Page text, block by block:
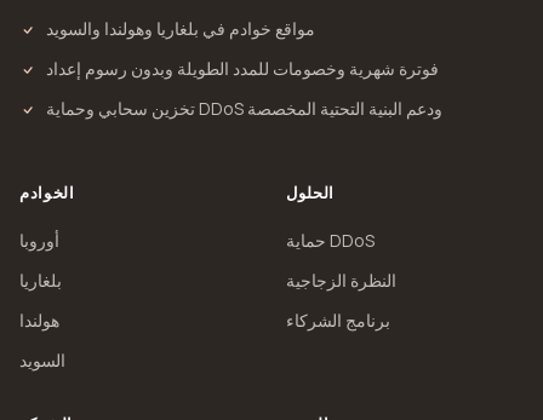
مواقع خوادم في بلغاريا وهولندا والسويد
فوترة شهرية وخصومات للمدد الطويلة وبدون رسوم إعداد
تخزين سحابي وحماية DDoS ودعم البنية التحتية المخصصة
الخوادم
أوروبا
بلغاريا
هولندا
السويد
الحلول
حماية DDoS
النظرة الزجاجية
برنامج الشركاء